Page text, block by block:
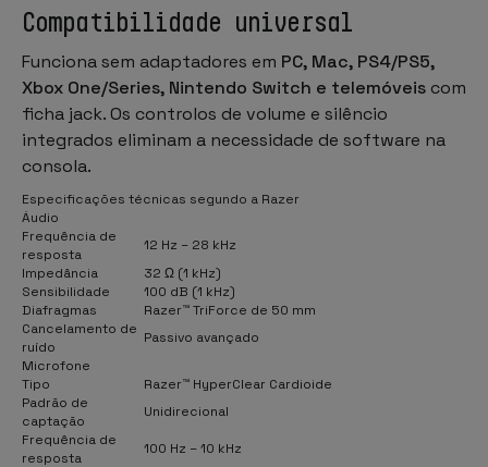
Compatibilidade universal
Funciona sem adaptadores em PC, Mac, PS4/PS5,
Xbox One/Series, Nintendo Switch e telemóveis com
ficha jack. Os controlos de volume e silêncio
integrados eliminam a necessidade de software na
consola.
Especificações técnicas segundo a Razer
Áudio
Frequência de
resposta
12 Hz – 28 kHz
Impedância
32 Ω (1 kHz)
Sensibilidade
100 dB (1 kHz)
Diafragmas
Razer™ TriForce de 50 mm
Cancelamento de
ruído
Passivo avançado
Microfone
Tipo
Razer™ HyperClear Cardioide
Padrão de
captação
Unidirecional
Frequência de
resposta
100 Hz – 10 kHz